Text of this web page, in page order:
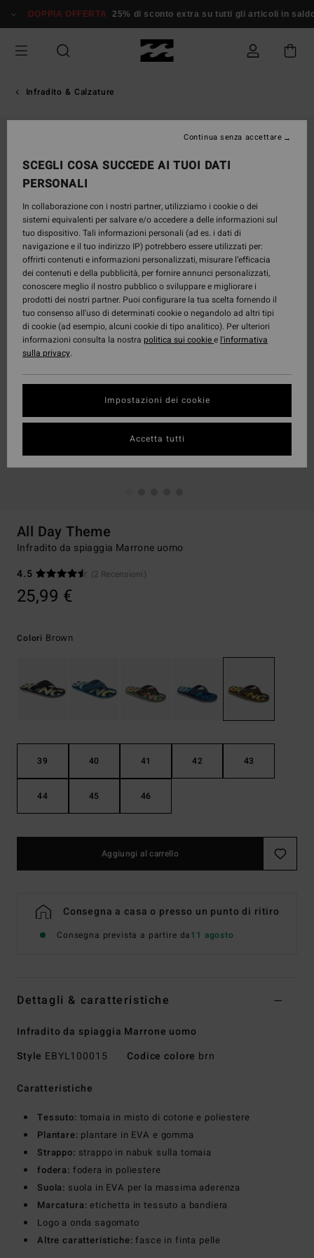
alle
prodotto
DOPPIA OFFERTA 25% di sconto extra su tutti gli articoli in saldo*
Infradito & Calzature
All Day Theme
Infradito da spiaggia Marrone uomo
4.5
(2 Recensioni)
25,99 €
Colori Brown
39 40 41 42 43
44 45 46
Aggiungi al carrello
Consegna a casa o presso un punto di ritiro
Consegna prevista a partire da11 agosto
Dettagli & caratteristiche
Infradito da spiaggia Marrone uomo
Style EBYL100015 Codice colore brn
Caratteristiche
Tessuto: tomaia in misto di cotone e poliestere
Plantare: plantare in EVA e gomma
Strappo: strappo in nabuk sulla tomaia
fodera: fodera in poliestere
Suola: suola in EVA per la massima aderenza
Marcatura: etichetta in tessuto a bandiera
Logo a onda sagomato
Altre caratteristiche: fasce in finta pelle
SCEGLI COSA SUCCEDE AI TUOI DATI
PERSONALI
In collaborazione con i nostri partner, utilizziamo i cookie o dei
sistemi equivalenti per salvare e/o accedere a delle informazioni sul
tuo dispositivo. Tali informazioni personali (ad es. i dati di
navigazione e il tuo indirizzo IP) potrebbero essere utilizzati per:
offrirti contenuti e informazioni personalizzati, misurare l’efficacia
dei contenuti e della pubblicità, per fornire annunci personalizzati,
conoscere meglio il nostro pubblico o sviluppare e migliorare i
prodotti dei nostri partner. Puoi configurare la tua scelta fornendo il
tuo consenso all’uso di determinati cookie o negandolo ad altri tipi
di cookie (ad esempio, alcuni cookie di tipo analitico). Per ulteriori
informazioni consulta la nostra politica sui cookiee l'informativa
sulla privacy.
Impostazioni dei cookie
Continua senza accettare
Accetta tutti